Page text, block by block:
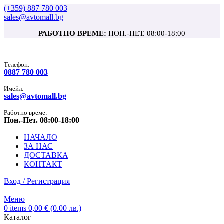
(+359) 887 780 003
sales@avtomall.bg
РАБОТНО ВРЕМЕ: ПОН.-ПЕТ. 08:00-18:00
Tелефон:
0887 780 003
Имейл:
sales@avtomall.bg
Работно време:
Пон.-Пет. 08:00-18:00
НАЧАЛО
ЗА НАС
ДОСТАВКА
КОНТАКТ
Вход / Регистрация
Меню
0 items 0,00 € (0.00 лв.)
Каталог